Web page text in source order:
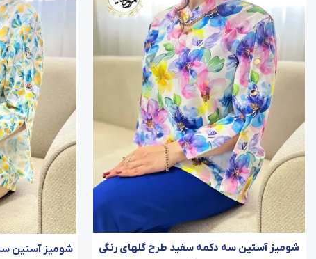
شومیز آستین سه دکمه سفید طرح گلهای رنگی
شومیز آستین